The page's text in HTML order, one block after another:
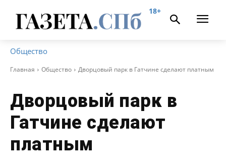
18+
Общество
Главная Общество Дворцовый парк в Гатчине сделают платным
Дворцовый парк в
Гатчине сделают
платным